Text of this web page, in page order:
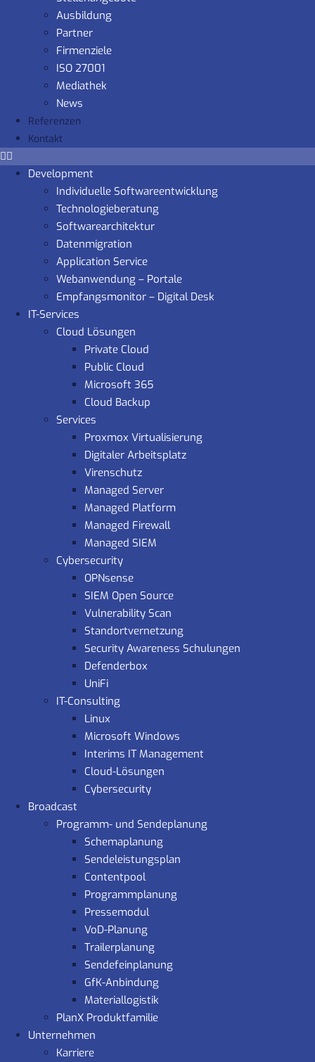
Ausbildung
Partner
Firmenziele
ISO 27001
Mediathek
News
Referenzen
Kontakt
Development
Individuelle Softwareentwicklung
Technologieberatung
Softwarearchitektur
Datenmigration
Application Service
Webanwendung – Portale
Empfangsmonitor – Digital Desk
IT-Services
Cloud Lösungen
Private Cloud
Public Cloud
Microsoft 365
Cloud Backup
Services
Proxmox Virtualisierung
Digitaler Arbeitsplatz
Virenschutz
Managed Server
Managed Platform
Managed Firewall
Managed SIEM
Cybersecurity
OPNsense
SIEM Open Source
Vulnerability Scan
Standortvernetzung
Security Awareness Schulungen
Defenderbox
UniFi
IT-Consulting
Linux
Microsoft Windows
Interims IT Management
Cloud-Lösungen
Cybersecurity
Broadcast
Programm- und Sendeplanung
Schemaplanung
Sendeleistungsplan
Contentpool
Programmplanung
Pressemodul
VoD-Planung
Trailerplanung
Sendefeinplanung
GfK-Anbindung
Materiallogistik
PlanX Produktfamilie
Unternehmen
Karriere